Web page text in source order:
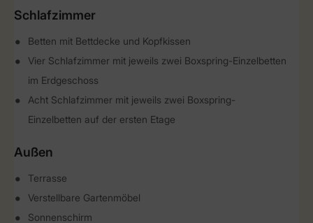
Schlafzimmer
Betten mit Bettdecke und Kopfkissen
Vier Schlafzimmer mit jeweils zwei Boxspring-Einzelbetten
im Erdgeschoss
Acht Schlafzimmer mit jeweils zwei Boxspring-
Einzelbetten auf der ersten Etage
Außen
Terrasse
Verstellbare Gartenmöbel
Sonnenschirm